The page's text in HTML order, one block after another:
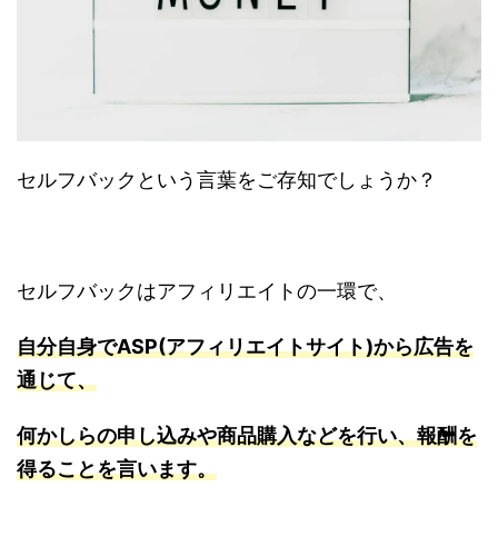
セルフバックという言葉をご存知でしょうか？
セルフバックはアフィリエイトの一環で、
自分自身でASP(アフィリエイトサイト)から広告を
通じて、
何かしらの申し込みや商品購入などを行い、報酬を
得ることを言います。